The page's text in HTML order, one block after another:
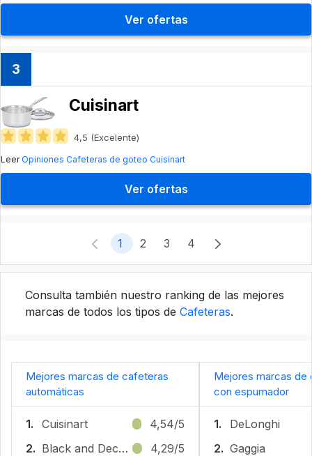
Ver ofertas
3
Cuisinart
4,5 (Excelente)
LeerOpiniones Cafeteras de goteo Cuisinart
Ver ofertas
1 2 3 4
Consulta también nuestro ranking de las mejores
marcas de todos los tipos de Cafeteras.
Mejores marcas de cafeteras
automáticas
1. Cuisinart
4,54/5
2.
Black and Decker
4,29/5
Mejores marcas de
con espumador
1.
DeLonghi
2. Gaggia